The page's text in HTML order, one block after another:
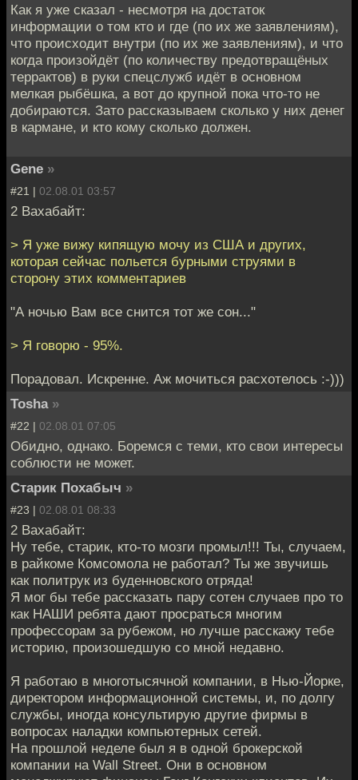
Как я уже сказал - несмотря на достаток
информации о том кто и где (по их же заявлениям),
что происходит внутри (по их же заявлениям), и что
когда произойдёт (по количеству предотвращёных
террактов) в руки спецслужб идёт в основном
мелкая рыбёшка, а вот до крупной пока что-то не
добираются. Зато рассказываем сколько у них денег
в кармане, и кто кому сколько должен.
Gene »
#21 | 02.08.01 03:57
2 Вахабайт:
> Я уже вижу кипящую мочу из США и других,
которая сейчас польется бурными струями в
сторону этих комментариев
"А ночью Вам все снится тот же сон..."
> Я говорю - 95%.
Порадовал. Искренне. Аж мочиться расхотелось :-)))
Tosha »
#22 | 02.08.01 07:05
Обидно, однако. Боремся с теми, кто свои интересы
соблюсти не может.
Старик Похабыч »
#23 | 02.08.01 08:33
2 Вахабайт:
Ну тебе, старик, кто-то мозги промыл!!! Ты, случаем,
в райкоме Комсомола не работал? Ты же звучишь
как политрук из буденновского отряда!
Я мог бы тебе рассказать пару сотен случаев про то
как НАШИ ребята дают просраться многим
профессорам за рубежом, но лучше расскажу тебе
историю, произошедшую со мной недавно.
Я работаю в многотысячной компании, в Нью-Йорке,
директором информационной системы, и, по долгу
службы, иногда консультирую другие фирмы в
вопросах наладки компьютерных сетей.
На прошлой неделе был я в одной брокерской
компании на Wall Street. Они в основном